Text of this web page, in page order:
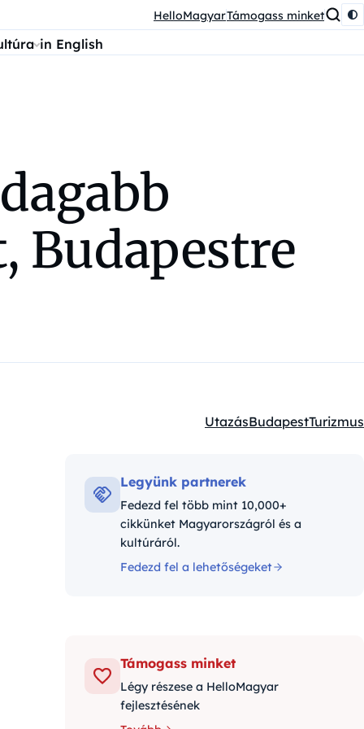
HelloMagyarTámogass minket
in English
Budapestre
Kategóriák:
UtazásBudapestTurizmus
Legyünk partnerek
Fedezd fel több mint 10,000+
cikkünket Magyarországról és a
kultúráról.
Fedezd fel a lehetőségeket
Támogass minket
Légy részese a HelloMagyar
fejlesztésének